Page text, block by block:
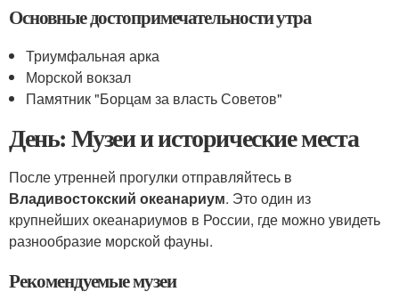
Основные достопримечательности утра
Триумфальная арка
Морской вокзал
Памятник "Борцам за власть Советов"
День: Музеи и исторические места
После утренней прогулки отправляйтесь в
Владивостокский океанариум. Это один из
крупнейших океанариумов в России, где можно увидеть
разнообразие морской фауны.
Рекомендуемые музеи